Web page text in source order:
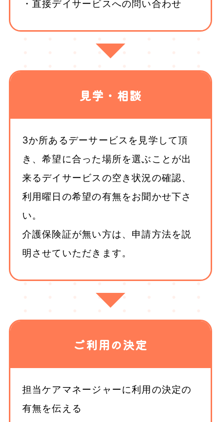
・直接デイサービスへの問い合わせ
見学・相談
3か所あるデーサービスを見学して頂
き、希望に合った場所を選ぶことが出
来るデイサービスの空き状況の確認、
利用曜日の希望の有無をお聞かせ下さ
い。
介護保険証が無い方は、申請方法を説
明させていただきます。
ご利用の決定
担当ケアマネージャーに利用の決定の
有無を伝える